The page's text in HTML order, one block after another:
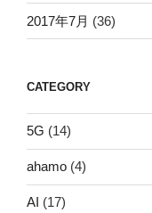
2017年7月 (36)
CATEGORY
5G (14)
ahamo (4)
AI (17)